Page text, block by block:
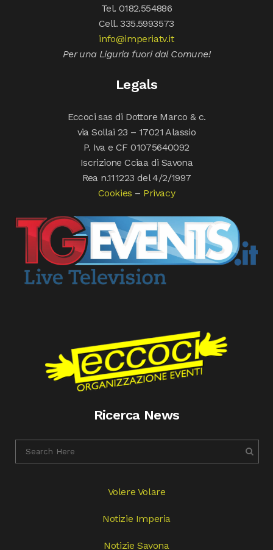
Tel. 0182.554886
Cell. 335.5993573
info@imperiatv.it
Per una Liguria fuori dal Comune!
Legals
Eccoci sas di Dottore Marco & c.
via Sollai 23 – 17021 Alassio
P. Iva e CF 01075640092
Iscrizione Cciaa di Savona
Rea n.111223 del 4/2/1997
Cookies – Privacy
Ricerca News
Volere Volare
Notizie Imperia
Notizie Savona